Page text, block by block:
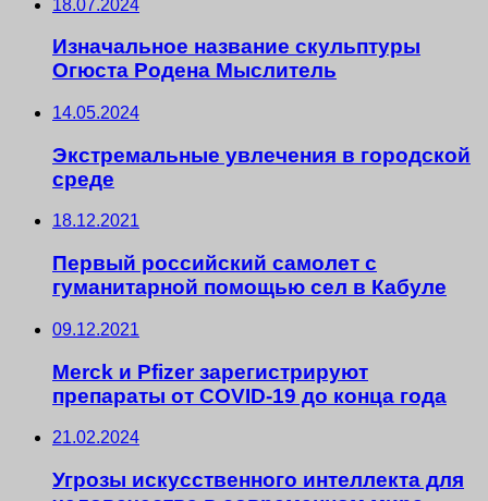
18.07.2024
Изначальное название скульптуры
Огюста Родена Мыслитель
14.05.2024
Экстремальные увлечения в городской
среде
18.12.2021
Первый российский самолет с
гуманитарной помощью сел в Кабуле
09.12.2021
Merck и Pfizer зарегистрируют
препараты от COVID-19 до конца года
21.02.2024
Угрозы искусственного интеллекта для